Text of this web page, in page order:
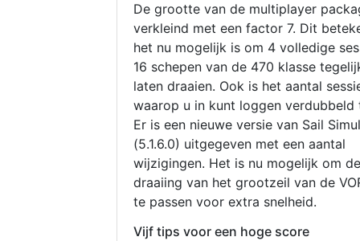
De grootte van de multiplayer
verkleind met een factor 7. Dit
het nu mogelijk is om 4 volledige
16 schepen van de 470 klasse
laten draaien. Ook is het aantal
waarop u in kunt loggen verdubbeld
Er is een nieuwe versie van Sail
(5.1.6.0) uitgegeven met een aantal
wijzigingen. Het is nu mogelijk om de
draaiing van het grootzeil van de
te passen voor extra snelheid.
Vijf tips voor een hoge score